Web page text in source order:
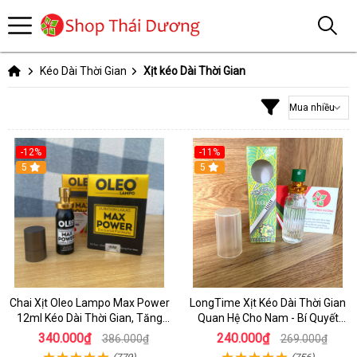
Kéo Dài Thời Gian Xịt kéo Dài Thời Gian
-12%
5
Chai Xịt Oleo Lampo Max Power
12ml Kéo Dài Thời Gian, Tăng
Phong Độ
340.000₫ 386.000₫
-11%
5
LongTime Xịt Kéo Dài Thời Gian
Quan Hệ Cho Nam - Bí Quyết
Phòng The Hoàn Hảo
240.000₫ 269.000₫